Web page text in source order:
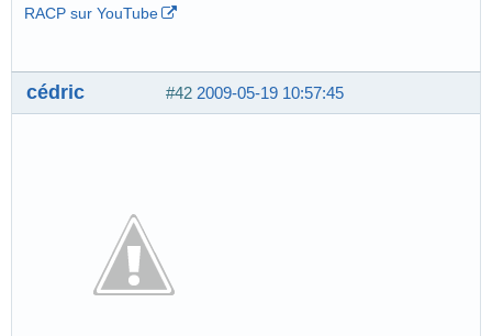
RACP sur YouTube
#42 2009-05-19 10:57:45
cédric